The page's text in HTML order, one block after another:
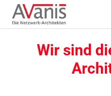
Wir sind